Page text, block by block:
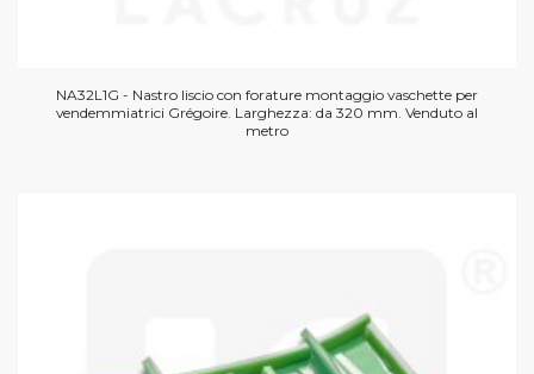
NA32L1G - Nastro liscio con forature montaggio vaschette per
vendemmiatrici Grégoire. Larghezza: da 320 mm. Venduto al
metro